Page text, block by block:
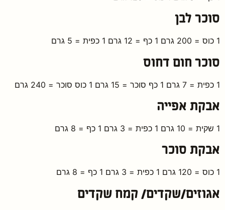
סוכר לבן
1 כוס = 200 גרם 1 כף = 12 גרם 1 כפית = 5 גרם
סוכר חום דחוס
1 כפית = 7 גרם 1 כף סוכר = 15 גרם 1 כוס סוכר = 240 גרם
אבקת אפייה
1 שקית = 10 גרם 1 כפית = 3 גרם 1 כף = 8 גרם
אבקת סוכר
1 כוס = 120 גרם 1 כפית = 3 גרם 1 כף = 8 גרם
אגוזים/שקדים/ קמח שקדים